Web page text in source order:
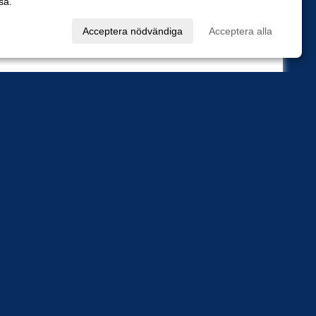
Acceptera nödvändiga Acceptera alla